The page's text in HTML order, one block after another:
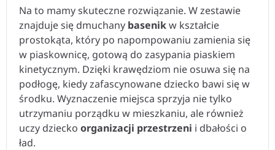
Na to mamy skuteczne rozwiązanie. W zestawie
znajduje się dmuchany basenikw kształcie
prostokąta, który po napompowaniu zamienia się
w piaskownicę, gotową do zasypania piaskiem
kinetycznym. Dzięki krawędziom nie osuwa się na
podłogę, kiedy zafascynowane dziecko bawi się w
środku. Wyznaczenie miejsca sprzyja nie tylko
utrzymaniu porządku w mieszkaniu, ale również
uczy dziecko organizacji przestrzeni i dbałości o
ład.